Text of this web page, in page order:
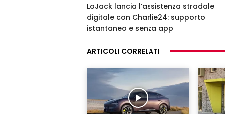
LoJack lancia l’assistenza stradale
digitale con Charlie24: supporto
istantaneo e senza app
ARTICOLI CORRELATI